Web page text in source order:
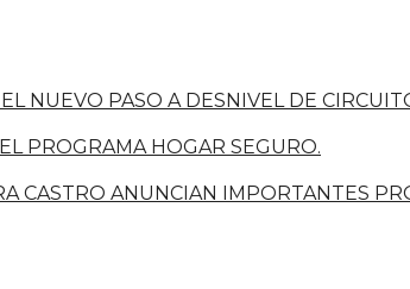
NUEVO PASO A DESNIVEL DE
PROGRAMA HOGAR SEGURO.
CASTRO ANUNCIAN IMPORTANTES